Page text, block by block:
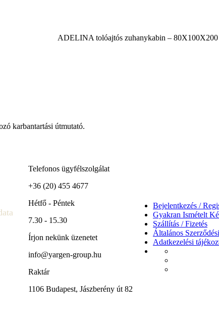
ADELINA tolóajtós zuhanykabin – 80X100X200
karbantartási útmutató.
Telefonos ügyfélszolgálat
+36 (20) 455 4677
Hétfő - Péntek
7.30 - 15.30
Írjon nekünk üzenetet
info@yargen-group.hu
Raktár
1106 Budapest, Jászberény út 82
Bejelentkezés /
Gyakran Ismételt
Szállítás / Fizetés
Általános
Adatkezelési